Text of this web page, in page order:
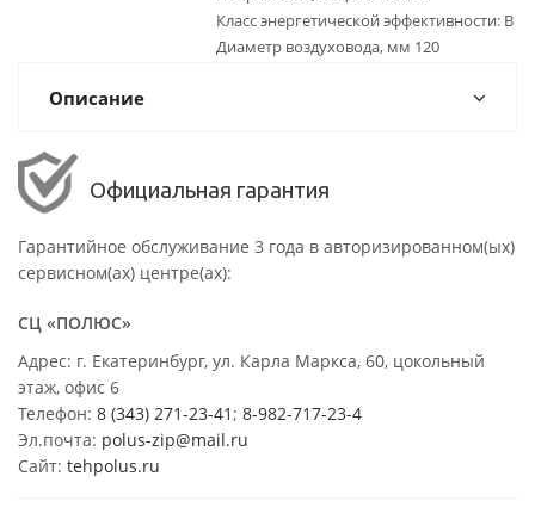
Класс энергетической эффективности: B
Диаметр воздуховода, мм 120
Описание
Официальная гарантия
Гарантийное обслуживание 3 года в авторизированном(ых)
сервисном(ах) центре(ах):
СЦ «ПОЛЮС»
Адрес: г. Екатеринбург, ул. Карла Маркса, 60, цокольный
этаж, офис 6
Телефон: 8 (343) 271-23-41 ; 8-982-717-23-4
Эл.почта: polus-zip@mail.ru
Сайт: tehpolus.ru